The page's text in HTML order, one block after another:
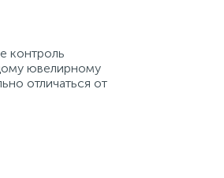
контроль
ювелирному
отличаться от